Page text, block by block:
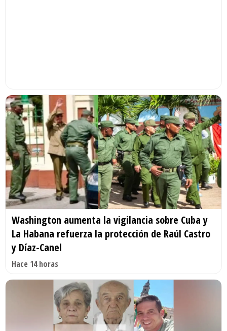
Washington aumenta la vigilancia sobre Cuba y
La Habana refuerza la protección de Raúl Castro
y Díaz-Canel
Hace 14 horas